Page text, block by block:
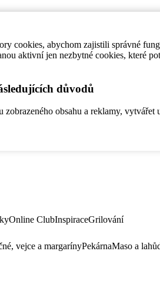
cookies, abychom zajistili správné
aktivní jen nezbytné cookies, které
důvodů
obsahu a reklamy,
Online ClubInspiraceGrilování
vejce a margarínyPekárnaMaso a